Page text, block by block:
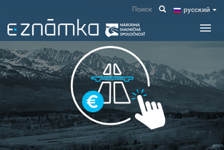
основному
содержанию
pусский
Поиск